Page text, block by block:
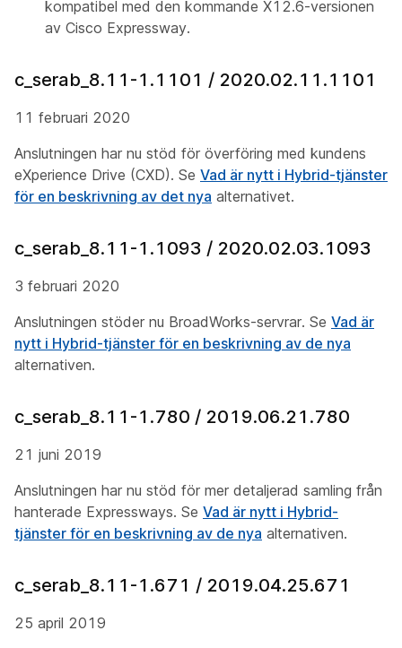
kompatibel med den kommande X12.6-versionen
av Cisco Expressway.
c_serab_8.11-1.1101 / 2020.02.11.1101
11 februari 2020
Anslutningen har nu stöd för överföring med kundens
eXperience Drive (CXD). Se Vad är nytt i Hybrid-tjänster
för en beskrivning av det nya alternativet.
c_serab_8.11-1.1093 / 2020.02.03.1093
3 februari 2020
Anslutningen stöder nu BroadWorks-servrar. Se Vad är
nytt i Hybrid-tjänster för en beskrivning av de nya
alternativen.
c_serab_8.11-1.780 / 2019.06.21.780
21 juni 2019
Anslutningen har nu stöd för mer detaljerad samling från
hanterade Expressways. Se Vad är nytt i Hybrid-
tjänster för en beskrivning av de nya alternativen.
c_serab_8.11-1.671 / 2019.04.25.671
25 april 2019